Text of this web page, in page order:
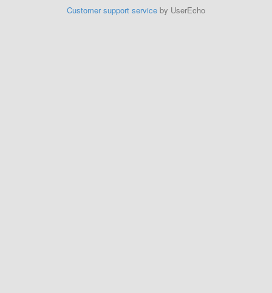
Customer support service by UserEcho